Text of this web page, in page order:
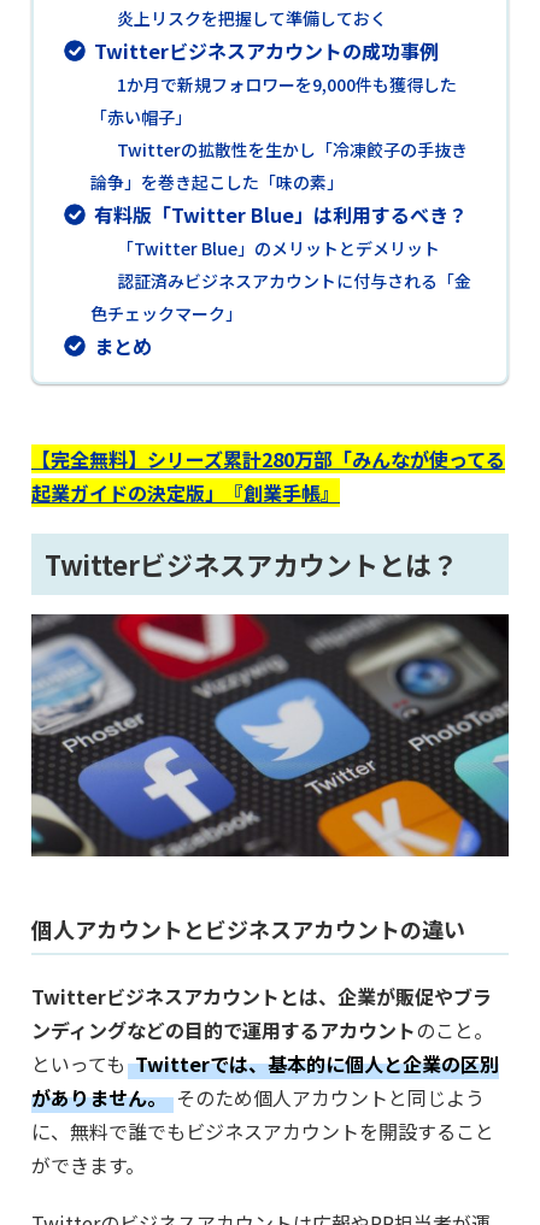
炎上リスクを把握して準備しておく
Twitterビジネスアカウントの成功事例
1か月で新規フォロワーを9,000件も獲得した
「赤い帽子」
Twitterの拡散性を生かし「冷凍餃子の手抜き
論争」を巻き起こした「味の素」
有料版「Twitter Blue」は利用するべき？
「Twitter Blue」のメリットとデメリット
認証済みビジネスアカウントに付与される「金
色チェックマーク」
まとめ
【完全無料】シリーズ累計280万部「みんなが使ってる
起業ガイドの決定版」『創業手帳』
Twitterビジネスアカウントとは？
個人アカウントとビジネスアカウントの違い
Twitterビジネスアカウントとは、企業が販促やブラ
ンディングなどの目的で運用するアカウントのこと。
といっても Twitterでは、基本的に個人と企業の区別
がありません。 そのため個人アカウントと同じよう
に、無料で誰でもビジネスアカウントを開設すること
ができます。